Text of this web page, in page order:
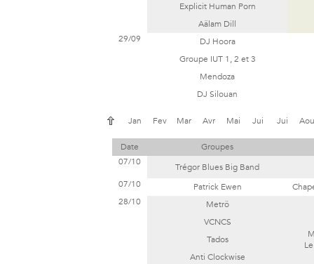
Explicit Human Porn
Aälam Dill
29/09
DJ Hoora
Groupe IUT 1,2 et3
Mendoza
DJ Silouan
Jan Fev Mar Avr Mai Jui Jui Aou
Date
Groupes
07/10
Trégor Blues Big Band
07/10
Patrick Ewen
28/10
Metrö
VCNCS
Tados
Anti Clockwise